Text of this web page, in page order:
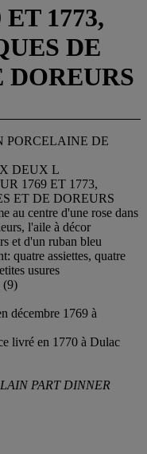
1773,
DE
DOREURS
PORCELAINE DE
DEUX L
1769 ET 1773,
ET DE DOREURS
au centre d'une rose dans
l'aile à décor
et d'un ruban bleu
quatre assiettes, quatre
usures
(9)
décembre 1769 à
livré en 1770 à Dulac
PART DINNER